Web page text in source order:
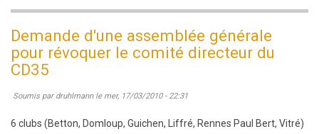
2010
académique
des
Demande d'une assemblée générale
pour révoquer le comité directeur du
CD35
Soumis par druhlmannle mer, 17/03/2010 - 22:31
6 clubs (Betton, Domloup, Guichen, Liffré, Rennes Paul Bert, Vitré)